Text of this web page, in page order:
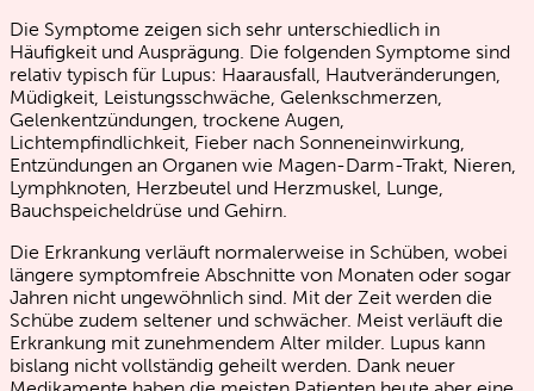
Die Symptome zeigen sich sehr unterschiedlich in
Häufigkeit und Ausprägung. Die folgenden Symptome sind
relativ typisch für Lupus: Haarausfall, Hautveränderungen,
Müdigkeit, Leistungsschwäche, Gelenkschmerzen,
Gelenkentzündungen, trockene Augen,
Lichtempfindlichkeit, Fieber nach Sonneneinwirkung,
Entzündungen an Organen wie Magen-Darm-Trakt, Nieren,
Lymphknoten, Herzbeutel und Herzmuskel, Lunge,
Bauchspeicheldrüse und Gehirn.
Die Erkrankung verläuft normalerweise in Schüben, wobei
längere symptomfreie Abschnitte von Monaten oder sogar
Jahren nicht ungewöhnlich sind. Mit der Zeit werden die
Schübe zudem seltener und schwächer. Meist verläuft die
Erkrankung mit zunehmendem Alter milder. Lupus kann
bislang nicht vollständig geheilt werden. Dank neuer